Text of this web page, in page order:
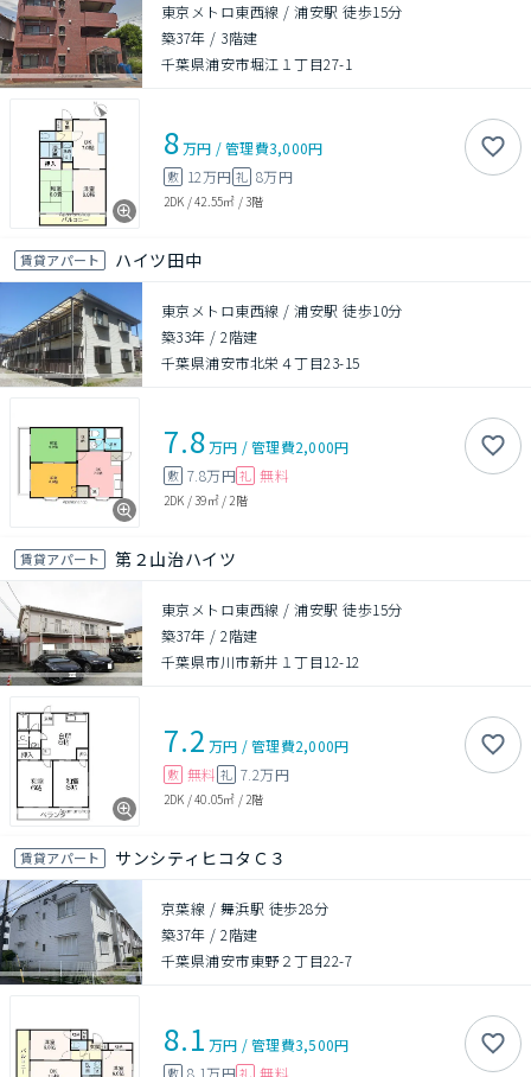
東京メトロ東西線 / 浦安駅 徒歩15分
築37年 / 3階建
千葉県浦安市堀江１丁目27-1
8万円 /管理費3,000円
敷 12万円 礼 8万円
2DK /42.55㎡ /3階
賃貸アパート ハイツ田中
東京メトロ東西線 / 浦安駅 徒歩10分
築33年 /2階建
千葉県浦安市北栄４丁目23-15
7.8万円 /管理費2,000円
敷 7.8万円 礼 無料
2DK /39㎡/ 2階
賃貸アパート 第２山治ハイツ
東京メトロ東西線 / 浦安駅 徒歩15分
築37年 /2階建
千葉県市川市新井１丁目12-12
7.2 万円 /管理費2,000円
敷 無料 礼 7.2万円
2DK /40.05㎡ / 2階
賃貸アパート サンシティヒコタＣ３
京葉線 / 舞浜駅 徒歩28分
築37年 /2階建
千葉県浦安市東野２丁目22-7
8.1 万円 /管理費3,500円
敷 8.1万円 礼 無料